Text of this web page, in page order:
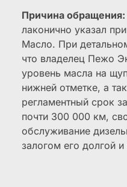
Причина обращения:
лаконично указал
Масло. При
что владелец Пежо
уровень масла на
нижней отметке, а
регламентный срок
почти 300 000 км,
обслуживание
залогом его долгой